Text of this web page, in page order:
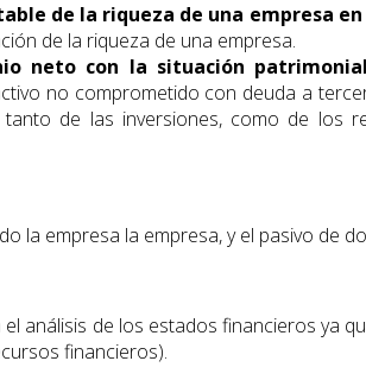
de la riqueza de una empresa
de la riqueza de una empresa.
neto con la situación
no comprometido con deuda a
de las inversiones, como de los
la empresa la empresa, y el pasivo de
análisis de los estados financieros ya
financieros).